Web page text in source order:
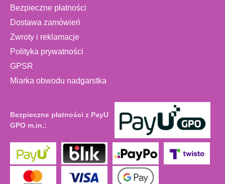
Bezpieczne płatności
Dostawa zamówień
Zwroty i reklamacje
Polityka prywatności
GPSR
Miarka obwodu nadgarstka
Bezpieczne płatności z PayU
GPO m.in.: